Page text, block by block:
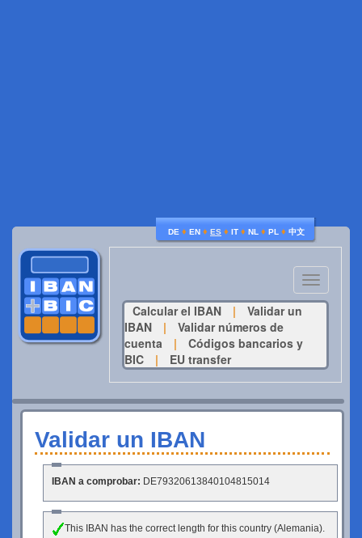
DE ♦ EN ♦ ES ♦ IT ♦ NL ♦ PL ♦ 中文
Toggle
navigation
Calcular el IBAN
|
Validar un
IBAN
|
Validar números de
cuenta
|
Códigos bancarios y
BIC
| EU transfer
Validar un IBAN
IBAN a comprobar: DE79320613840104815014
This IBAN has the correct length for this country (Alemania).